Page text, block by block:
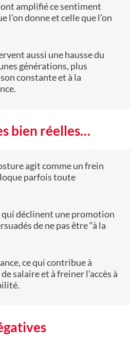
ont amplifié ce sentiment
l’on donne et celle que l’on
aussi une hausse du
générations, plus
constante et à la
bien réelles…
agit comme un frein
parfois toute
qui déclinent une promotion
de ne pas être “à la
ce qui contribue à
salaire et à freiner l’accès à